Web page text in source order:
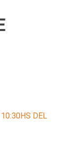
DEL